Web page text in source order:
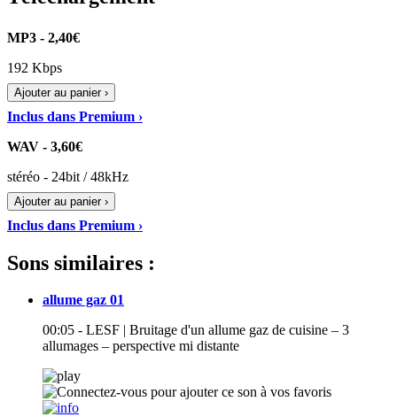
MP3 - 2,40€
192 Kbps
Ajouter au panier ›
Inclus dans Premium ›
WAV - 3,60€
stéréo - 24bit / 48kHz
Ajouter au panier ›
Inclus dans Premium ›
Sons similaires :
allume gaz 01
00:05 - LESF | Bruitage d'un allume gaz de cuisine – 3
allumages – perspective mi distante